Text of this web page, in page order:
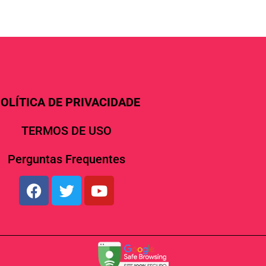
DE PRIVACIDADE
TERMOS DE USO
Perguntas Frequentes